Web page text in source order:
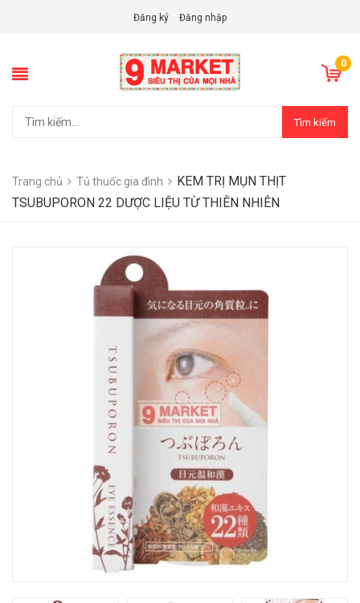
Đăng ký Đăng nhập
0
Tìm kiếm
Trang chủ Tủ thuốc gia đình
KEM TRỊ MỤN THỊT
TSUBUPORON 22 DƯỢC LIỆU TỪ THIÊN NHIÊN